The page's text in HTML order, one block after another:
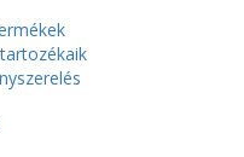
tartozékaik